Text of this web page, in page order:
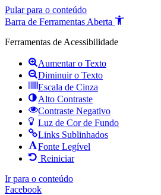
Pular para o conteúdo
Barra de Ferramentas Aberta
Ferramentas de Acessibilidade
Aumentar o Texto
Diminuir o Texto
Escala de Cinza
Alto Contraste
Contraste Negativo
Luz de Cor de Fundo
Links Sublinhados
Fonte Legível
Reiniciar
Ir para o conteúdo
Facebook